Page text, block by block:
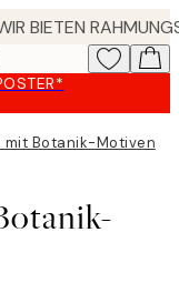
mit Botanik-Motiven